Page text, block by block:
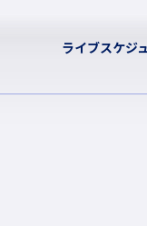
ライブスケジ